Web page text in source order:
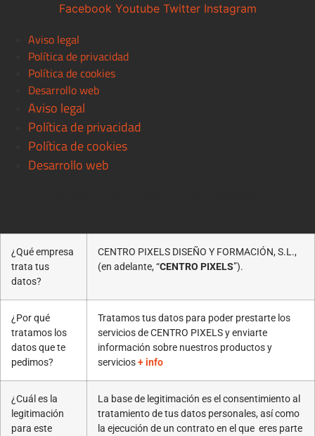
Facebook Youtube Twitter Instagram
Aviso legal
Política de privacidad
Política de cookies
Desarrollo web
Aviso legal
Política de privacidad
Política de cookies
Desarrollo web
¿Qué empresa
trata tus
datos?
CENTRO PIXELS DISEÑO Y FORMACIÓN, S.L.,
(en adelante, “CENTRO PIXELS”).
¿Por qué
tratamos los
datos que te
pedimos?
Tratamos tus datos para poder prestarte los
servicios de CENTRO PIXELS y enviarte
información sobre nuestros productos y
servicios+ info
¿Cuál es la
legitimación
para este
La base de legitimación es el consentimiento al
tratamiento de tus datos personales, así como
la ejecución de un contrato en el que eres parte